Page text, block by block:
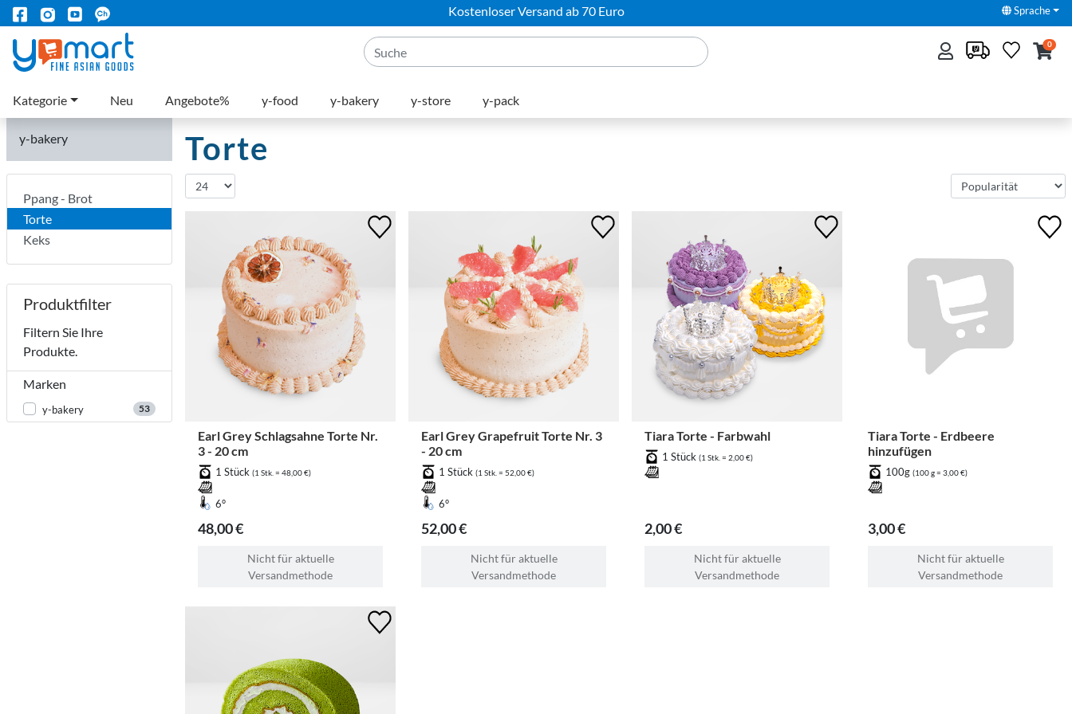
Kostenloser Versand ab 70 Euro Sprache
0
Kategorie Neu Angebote% y-food y-bakery y-store y-pack
y-bakery
Ppang - Brot
Torte
Keks
Produktfilter
Filtern Sie Ihre
Produkte.
Marken
y-bakery 53
Torte
Earl Grey Schlagsahne Torte Nr.
3 - 20 cm
1 Stück (1 Stk. = 48,00 €)
6°
48,00 €
Nicht für aktuelle
Versandmethode
Earl Grey Grapefruit Torte Nr. 3
- 20 cm
1 Stück (1 Stk. = 52,00 €)
6°
52,00 €
Nicht für aktuelle
Versandmethode
Tiara Torte - Farbwahl
1 Stück (1 Stk. = 2,00 €)
2,00 €
Nicht für aktuelle
Versandmethode
Tiara Torte - Erdbeere
hinzufügen
100g (100 g = 3,00 €)
3,00 €
Nicht für aktuelle
Versandmethode